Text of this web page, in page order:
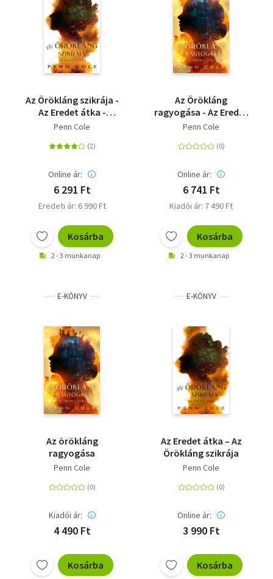
Természettudomány
Történelem
Az Örökláng szikrája -
Az Eredet átka -
(Különleges kiadás)
Penn Cole
Online ár:
6 291 Ft
Eredeti ár: 6 990 Ft
Kosárba
2 - 3 munkanap
Az Örökláng
ragyogása - Az Eredet
átka - (Különleges
Penn Cole
Online ár:
6 741 Ft
Kiadói ár: 7 490 Ft
Kosárba
2 - 3 munkanap
E-KÖNYV
Az örökláng
ragyogása
Penn Cole
Kiadói ár:
4 490 Ft
Kosárba
E-KÖNYV
Az Eredet átka – Az
Örökláng szikrája
Penn Cole
Online ár:
3 990 Ft
Kosárba